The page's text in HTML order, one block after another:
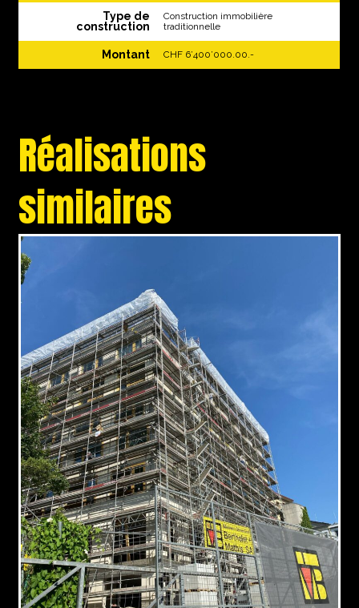
Type de
construction
Construction immobilière
traditionnelle
Montant CHF 6’400’000.00.-
Réalisations
similaires